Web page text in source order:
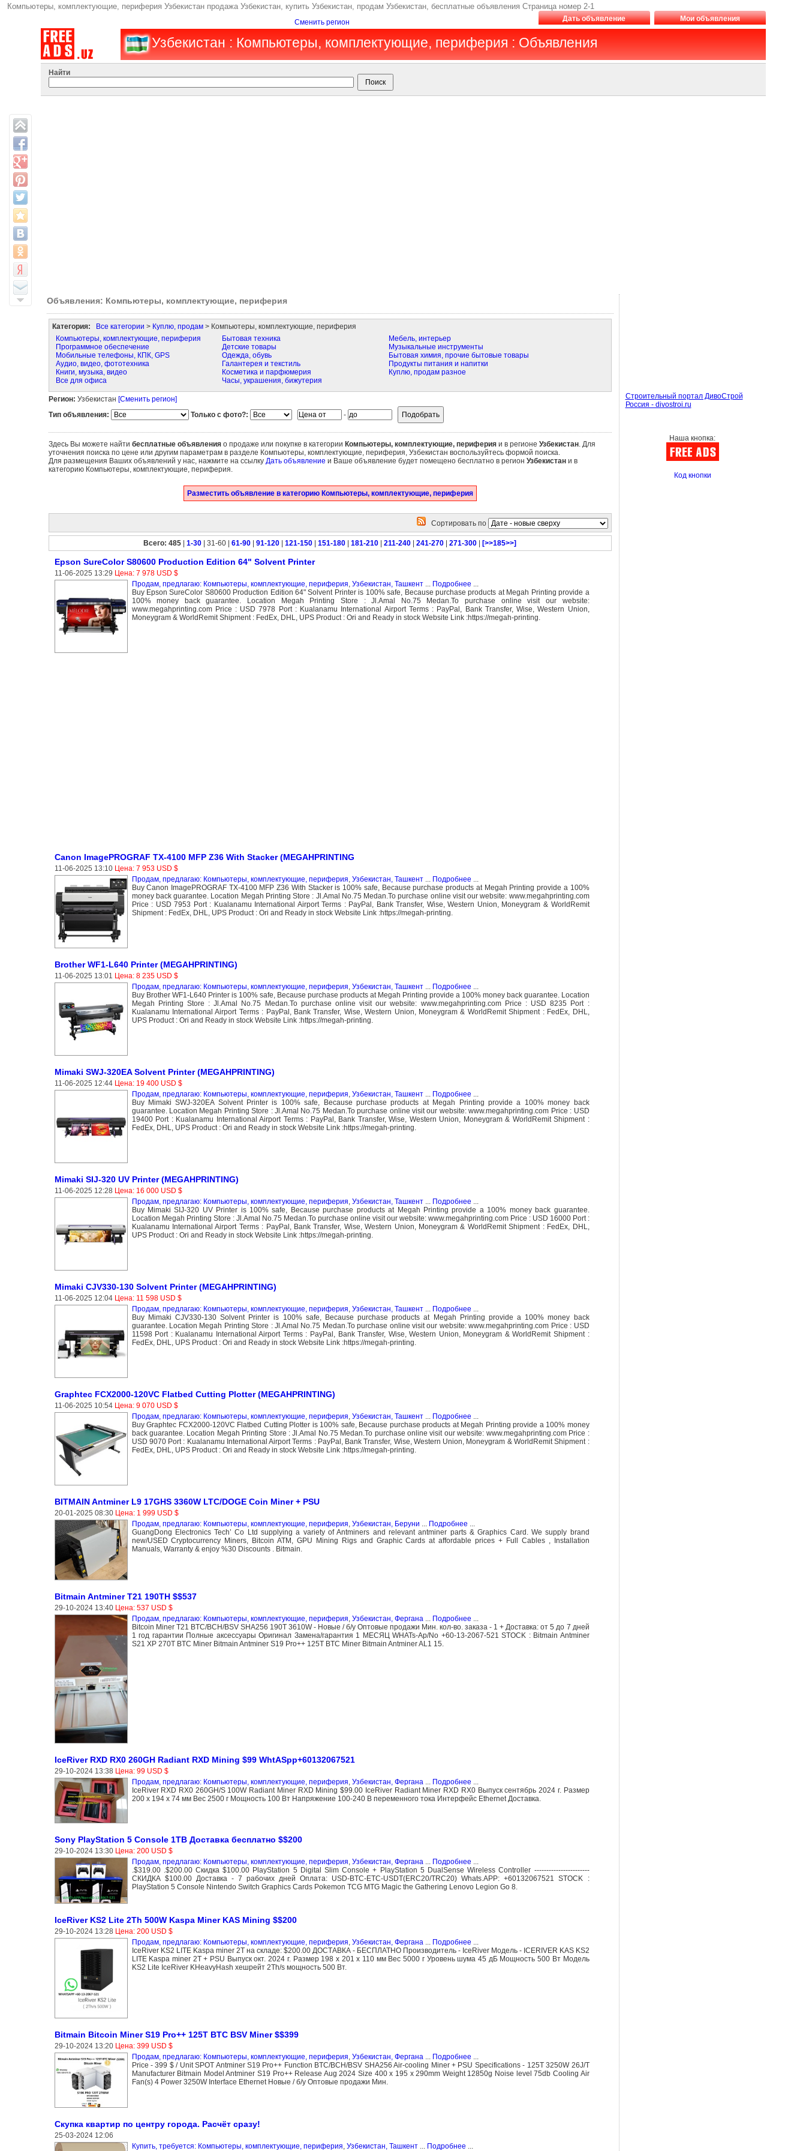
Компьютеры, комплектующие, периферия Узбекистан продажа Узбекистан, купить Узбекистан, продам Узбекистан, бесплатные объявления Страница номер 2-1
Сменить регион Дать объявление Мои объявления
Узбекистан : Компьютеры, комплектующие, периферия : Объявления
Найти
Объявления: Компьютеры, комплектующие, периферия
Категория: Все категории > Куплю, продам> Компьютеры, комплектующие, периферия
Компьютеры, комплектующие, периферия
Программное обеспечение
Мобильные телефоны, КПК, GPS
Аудио, видео, фототехника
Книги, музыка, видео
Все для офиса
Бытовая техника
Детские товары
Одежда, обувь
Галантерея и текстиль
Косметика и парфюмерия
Часы, украшения, бижутерия
Мебель, интерьер
Музыкальные инструменты
Бытовая химия, прочие бытовые товары
Продукты питания и напитки
Куплю, продам разное
Регион: Узбекистан [Сменить регион]
Тип объявления:
Только с фото?: -
Здесь Вы можете найти бесплатные объявленияо продаже или покупке в категории Компьютеры, комплектующие, периферияи в регионе Узбекистан. Для
уточнения поиска по цене или другим параметрам в разделе Компьютеры, комплектующие, периферия, Узбекистан воспользуйтесь формой поиска.
Для размещения Ваших объявлений у нас, нажмите на ссылку Дать объявление и Ваше объявление будет помещено бесплатно в регион Узбекистани в
категорию Компьютеры, комплектующие, периферия.
Разместить объявление в категорию Компьютеры, комплектующие, периферия
Сортировать по
Всего: 485 1-30 | 31-60 | 61-90 91-120 121-150 151-180 181-210 211-240 241-270 271-300 [>>185>>]
Epson SureColor S80600 Production Edition 64" Solvent Printer
11-06-2025 13:29 Цена: 7 978 USD $
Продам, предлагаю: Компьютеры, комплектующие, периферия, Узбекистан, Ташкент... Подробнее ...
Buy Epson SureColor S80600 Production Edition 64" Solvent Printer is 100% safe, Because purchase products at Megah Printing provide a
100% money back guarantee. Location Megah Printing Store : Jl.Amal No.75 Medan.To purchase online visit our website:
www.megahprinting.com Price : USD 7978 Port : Kualanamu International Airport Terms : PayPal, Bank Transfer, Wise, Western Union,
Moneygram & WorldRemit Shipment : FedEx, DHL, UPS Product : Ori and Ready in stock Website Link :https://megah-printing.
Canon ImagePROGRAF TX-4100 MFP Z36 With Stacker (MEGAHPRINTING
11-06-2025 13:10 Цена: 7 953 USD $
Продам, предлагаю: Компьютеры, комплектующие, периферия, Узбекистан, Ташкент... Подробнее ...
Buy Canon ImagePROGRAF TX-4100 MFP Z36 With Stacker is 100% safe, Because purchase products at Megah Printing provide a 100%
money back guarantee. Location Megah Printing Store : Jl.Amal No.75 Medan.To purchase online visit our website: www.megahprinting.com
Price : USD 7953 Port : Kualanamu International Airport Terms : PayPal, Bank Transfer, Wise, Western Union, Moneygram & WorldRemit
Shipment : FedEx, DHL, UPS Product : Ori and Ready in stock Website Link :https://megah-printing.
Brother WF1-L640 Printer (MEGAHPRINTING)
11-06-2025 13:01 Цена: 8 235 USD $
Продам, предлагаю: Компьютеры, комплектующие, периферия, Узбекистан, Ташкент... Подробнее ...
Buy Brother WF1-L640 Printer is 100% safe, Because purchase products at Megah Printing provide a 100% money back guarantee. Location
Megah Printing Store : Jl.Amal No.75 Medan.To purchase online visit our website: www.megahprinting.com Price : USD 8235 Port :
Kualanamu International Airport Terms : PayPal, Bank Transfer, Wise, Western Union, Moneygram & WorldRemit Shipment : FedEx, DHL,
UPS Product : Ori and Ready in stock Website Link :https://megah-printing.
Mimaki SWJ-320EA Solvent Printer (MEGAHPRINTING)
11-06-2025 12:44 Цена: 19 400 USD $
Продам, предлагаю: Компьютеры, комплектующие, периферия, Узбекистан, Ташкент... Подробнее ...
Buy Mimaki SWJ-320EA Solvent Printer is 100% safe, Because purchase products at Megah Printing provide a 100% money back
guarantee. Location Megah Printing Store : Jl.Amal No.75 Medan.To purchase online visit our website: www.megahprinting.com Price : USD
19400 Port : Kualanamu International Airport Terms : PayPal, Bank Transfer, Wise, Western Union, Moneygram & WorldRemit Shipment :
FedEx, DHL, UPS Product : Ori and Ready in stock Website Link :https://megah-printing.
Mimaki SIJ-320 UV Printer (MEGAHPRINTING)
11-06-2025 12:28 Цена: 16 000 USD $
Продам, предлагаю: Компьютеры, комплектующие, периферия, Узбекистан, Ташкент... Подробнее ...
Buy Mimaki SIJ-320 UV Printer is 100% safe, Because purchase products at Megah Printing provide a 100% money back guarantee.
Location Megah Printing Store : Jl.Amal No.75 Medan.To purchase online visit our website: www.megahprinting.com Price : USD 16000 Port :
Kualanamu International Airport Terms : PayPal, Bank Transfer, Wise, Western Union, Moneygram & WorldRemit Shipment : FedEx, DHL,
UPS Product : Ori and Ready in stock Website Link :https://megah-printing.
Mimaki CJV330-130 Solvent Printer (MEGAHPRINTING)
11-06-2025 12:04 Цена: 11 598 USD $
Продам, предлагаю: Компьютеры, комплектующие, периферия, Узбекистан, Ташкент... Подробнее ...
Buy Mimaki CJV330-130 Solvent Printer is 100% safe, Because purchase products at Megah Printing provide a 100% money back
guarantee. Location Megah Printing Store : Jl.Amal No.75 Medan.To purchase online visit our website: www.megahprinting.com Price : USD
11598 Port : Kualanamu International Airport Terms : PayPal, Bank Transfer, Wise, Western Union, Moneygram & WorldRemit Shipment :
FedEx, DHL, UPS Product : Ori and Ready in stock Website Link :https://megah-printing.
Graphtec FCX2000-120VC Flatbed Cutting Plotter (MEGAHPRINTING)
11-06-2025 10:54 Цена: 9 070 USD $
Продам, предлагаю: Компьютеры, комплектующие, периферия, Узбекистан, Ташкент... Подробнее ...
Buy Graphtec FCX2000-120VC Flatbed Cutting Plotter is 100% safe, Because purchase products at Megah Printing provide a 100% money
back guarantee. Location Megah Printing Store : Jl.Amal No.75 Medan.To purchase online visit our website: www.megahprinting.com Price :
USD 9070 Port : Kualanamu International Airport Terms : PayPal, Bank Transfer, Wise, Western Union, Moneygram & WorldRemit Shipment :
FedEx, DHL, UPS Product : Ori and Ready in stock Website Link :https://megah-printing.
BITMAIN Antminer L9 17GHS 3360W LTC/DOGE Coin Miner + PSU
20-01-2025 08:30 Цена: 1 999 USD $
Продам, предлагаю: Компьютеры, комплектующие, периферия, Узбекистан, Беруни ... Подробнее ...
GuangDong Electronics Tech’ Co Ltd supplying a variety of Antminers and relevant antminer parts & Graphics Card. We supply brand
new/USED Cryptocurrency Miners, Bitcoin ATM, GPU Mining Rigs and Graphic Cards at affordable prices + Full Cables , Installation
Manuals, Warranty & enjoy %30 Discounts . Bitmain.
Bitmain Antminer T21 190TH $$537
29-10-2024 13:40 Цена: 537 USD $
Продам, предлагаю: Компьютеры, комплектующие, периферия, Узбекистан, Фергана... Подробнее ...
Bitcoin Miner T21 BTC/BCH/BSV SHA256 190T 3610W - Новые / б/у Оптовые продажи Мин. кол-во. заказа - 1 + Доставка: от 5 до 7 дней
1 год гарантии Полные аксессуары Оригинал Замена/гарантия 1 МЕСЯЦ WHATs-Ap/No +60-13-2067-521 STOCK : Bitmain Antminer
S21 XP 270T BTC Miner Bitmain Antminer S19 Pro++ 125T BTC Miner Bitmain Antminer AL1 15.
IceRiver RXD RX0 260GH Radiant RXD Mining $99 WhtASpp+60132067521
29-10-2024 13:38 Цена: 99 USD $
Продам, предлагаю: Компьютеры, комплектующие, периферия, Узбекистан, Фергана... Подробнее ...
IceRiver RXD RX0 260GH/S 100W Radiant Miner RXD Mining $99.00 IceRiver Radiant Miner RXD RX0 Выпуск сентябрь 2024 г. Размер
200 x 194 x 74 мм Вес 2500 г Мощность 100 Вт Напряжение 100-240 В переменного тока Интерфейс Ethernet Доставка.
Sony PlayStation 5 Console 1TB Доставка бесплатно $$200
29-10-2024 13:30 Цена: 200 USD $
Продам, предлагаю: Компьютеры, комплектующие, периферия, Узбекистан, Фергана... Подробнее ...
.$319.00 .$200.00 Скидка $100.00 PlayStation 5 Digital Slim Console + PlayStation 5 DualSense Wireless Controller -----------------------
СКИДКА $100.00 Доставка - 7 рабочих дней Оплата: USD-BTC-ETC-USDT(ERC20/TRC20) Whats.APP: +60132067521 STOCK :
PlayStation 5 Console Nintendo Switch Graphics Cards Pokemon TCG MTG Magic the Gathering Lenovo Legion Go 8.
IceRiver KS2 Lite 2Th 500W Kaspa Miner KAS Mining $$200
29-10-2024 13:28 Цена: 200 USD $
Продам, предлагаю: Компьютеры, комплектующие, периферия, Узбекистан, Фергана... Подробнее ...
IceRiver KS2 LITE Kaspa miner 2T на складе: $200.00 ДОСТАВКА - БЕСПЛАТНО Производитель - IceRiver Модель - ICERIVER KAS KS2
LITE Kaspa miner 2T + PSU Выпуск окт. 2024 г. Размер 198 x 201 x 110 мм Вес 5000 г Уровень шума 45 дБ Мощность 500 Вт Модель
KS2 Lite IceRiver KHeavyHash хешрейт 2Th/s мощность 500 Вт.
Bitmain Bitcoin Miner S19 Pro++ 125T BTC BSV Miner $$399
29-10-2024 13:20 Цена: 399 USD $
Продам, предлагаю: Компьютеры, комплектующие, периферия, Узбекистан, Фергана... Подробнее ...
Price - 399 $ / Unit SPOT Antminer S19 Pro++ Function BTC/BCH/BSV SHA256 Air-cooling Miner + PSU Specifications - 125T 3250W 26J/T
Manufacturer Bitmain Model Antminer S19 Pro++ Release Aug 2024 Size 400 x 195 x 290mm Weight 12850g Noise level 75db Cooling Air
Fan(s) 4 Power 3250W Interface Ethernet Новые / б/у Оптовые продажи Мин.
Скупка квартир по центру города. Расчёт сразу!
25-03-2024 12:06
Купить, требуется: Компьютеры, комплектующие, периферия, Узбекистан, Ташкент... Подробнее ...
Строительный портал ДивоСтрой
Россия - divostroi.ru
Наша кнопка:
Код кнопки